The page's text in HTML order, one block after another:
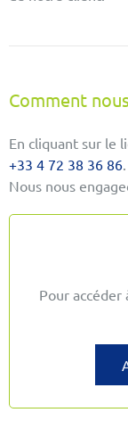
Comment
En cliquant sur le
+33 4 72 38 36 86.
Nous nous
Pour